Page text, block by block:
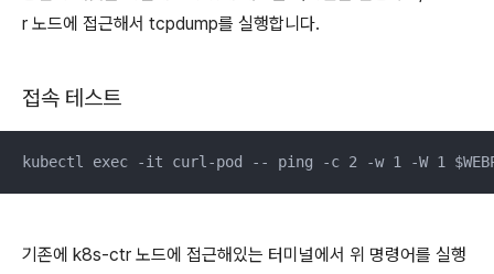
r 노드에 접근해서 tcpdump를 실행합니다.
접속 테스트
kubectl exec -it curl-pod -- ping -c 2 -w 1 -W 1
기존에 k8s-ctr 노드에 접근해있는 터미널에서 위 명령어를 실행